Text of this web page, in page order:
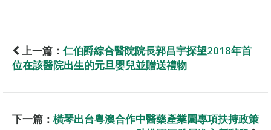
上一篇：仁伯爵綜合醫院院長郭昌宇探望2018年首
位在該醫院出生的元旦嬰兒並贈送禮物
下一篇： 橫琴出台粵澳合作中醫藥產業園專項扶持政策